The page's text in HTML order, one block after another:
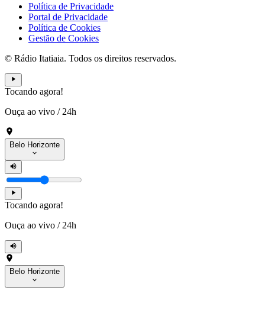
Política de Privacidade
Portal de Privacidade
Política de Cookies
Gestão de Cookies
© Rádio Itatiaia. Todos os direitos reservados.
Tocando agora!
Ouça ao vivo / 24h
Belo Horizonte
Tocando agora!
Ouça ao vivo / 24h
Belo Horizonte